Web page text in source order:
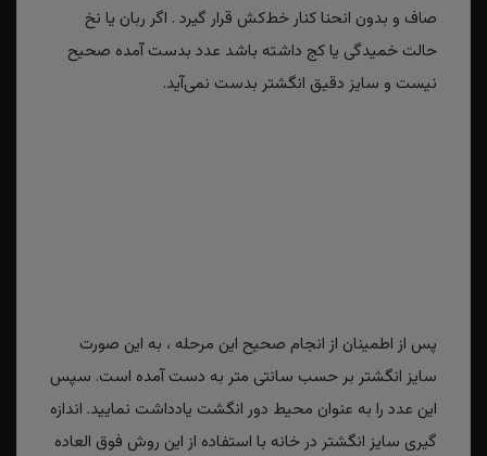
صاف و بدون انحنا کنار خط‌کش قرار گیرد . اگر ربان یا نخ
حالت خمیدگی یا کج داشته باشد عدد بدست آمده صحیح
نیست و سایز دقیق انگشتر بدست نمی‌آید.
پس از اطمینان از انجام صحیح این مرحله ، به این صورت
سایز انگشتر بر حسب سانتی متر به دست آمده است. سپس
این عدد را به عنوان محیط دور انگشت یادداشت نمایید. اندازه
گیری سایز انگشتر در خانه با استفاده از این روش فوق العاده